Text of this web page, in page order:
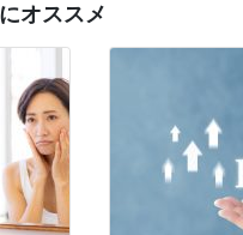
オススメ